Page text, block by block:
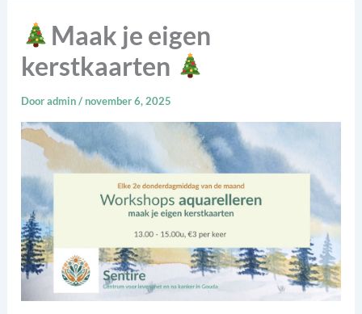
Maak je eigen
kerstkaarten
Dooradmin/ november 6, 2025